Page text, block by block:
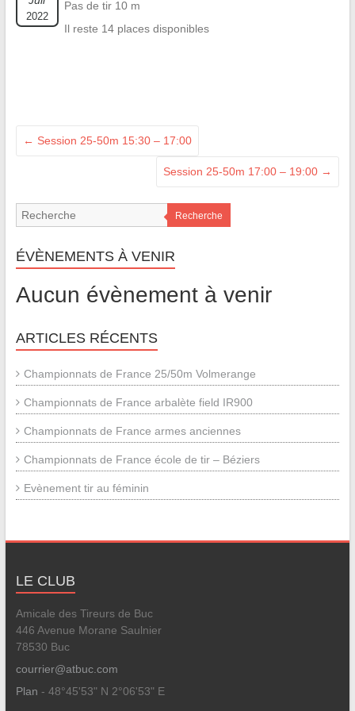
2022
Pas de tir 10 m
Il reste 14 places disponibles
← Session 25-50m 15:30 – 17:00
Session 25-50m 17:00 – 19:00 →
Recherche
ÉVÈNEMENTS À VENIR
Aucun évènement à venir
ARTICLES RÉCENTS
Championnats de France 25/50m Volmerange
Championnats de France arbalète field IR900
Championnats de France armes anciennes
Championnats de France école de tir – Béziers
Evènement tir au féminin
LE CLUB
Amicale des Tireurs de Buc
446 Avenue Morane Saulnier
78530 Buc
courrier@atbuc.com
Plan - 48°45'53" N 2°06'53" E